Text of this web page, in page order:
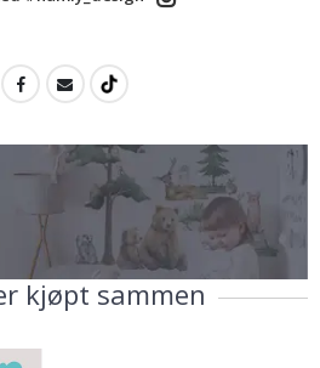
kjøpt sammen